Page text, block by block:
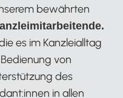
bewährten
es im Kanzleialltag
von
des
in allen